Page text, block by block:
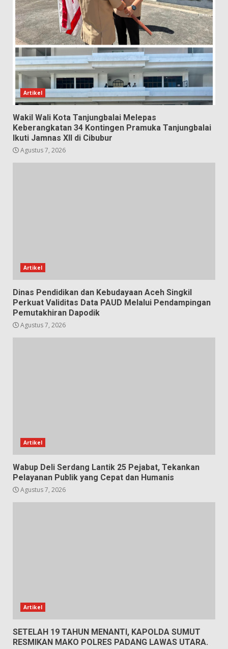
Artikel
Wakil Wali Kota Tanjungbalai Melepas
Keberangkatan 34 Kontingen Pramuka Tanjungbalai
Ikuti Jamnas XII di Cibubur
Agustus 7, 2026
Artikel
Dinas Pendidikan dan Kebudayaan Aceh Singkil
Perkuat Validitas Data PAUD Melalui Pendampingan
Pemutakhiran Dapodik
Agustus 7, 2026
Artikel
Wabup Deli Serdang Lantik 25 Pejabat, Tekankan
Pelayanan Publik yang Cepat dan Humanis
Agustus 7, 2026
Artikel
SETELAH 19 TAHUN MENANTI, KAPOLDA SUMUT
RESMIKAN MAKO POLRES PADANG LAWAS UTARA.